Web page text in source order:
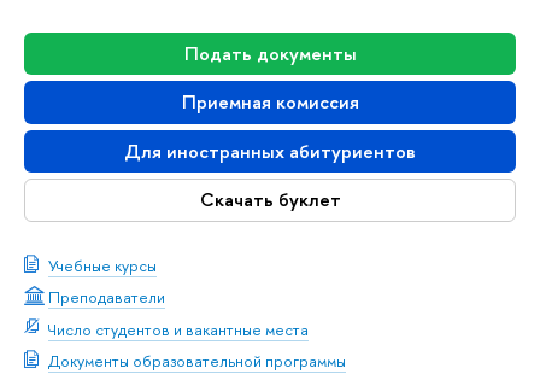
Подать документы
Приемная комиссия
Для иностранных абитуриентов
Скачать буклет
Учебные курсы
Преподаватели
Число студентов и вакантные места
Документы образовательной программы